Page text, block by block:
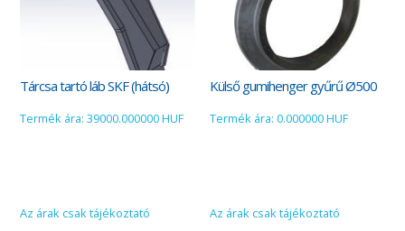
Tárcsa tartó láb SKF (hátsó)
Termék ára: 39000.000000 HUF
Az árak csak tájékoztató
Külső gumihenger gyűrű Ø500
Termék ára: 0.000000 HUF
Az árak csak tájékoztató